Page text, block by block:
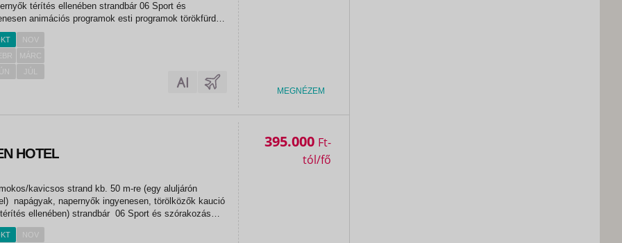
térítés ellenében strandbár 06 Sport és
animációs programok esti programok törökfürdő
strandröplabda asztalitenisz darts 07 Sport és
ellenében...
NOV
MÁRC
JÚL
MEGNÉZEM
HOTEL
kavicsos strand kb. 50 m-re (egy aluljárón
napágyak, napernyők ingyenesen, törölközők kaució
ellenében) strandbár 06 Sport és szórakozás
program előadások relaxációs szoba
NOV
395.000 Ft